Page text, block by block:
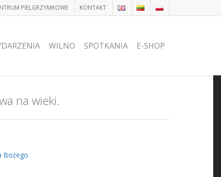
PIELGRZYMKOWE KONTAKT
WILNO SPOTKANIA E-SHOP
na wieki.
Bożego